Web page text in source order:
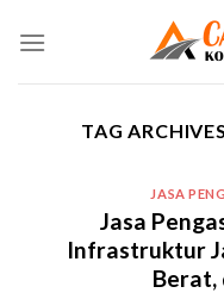
TAG
JASA
Jasa
Infrastruktur
Berat,